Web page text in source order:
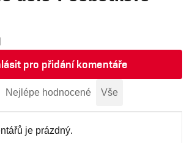
pro přidání komentáře
Nejlépe hodnocené Vše
je prázdný.